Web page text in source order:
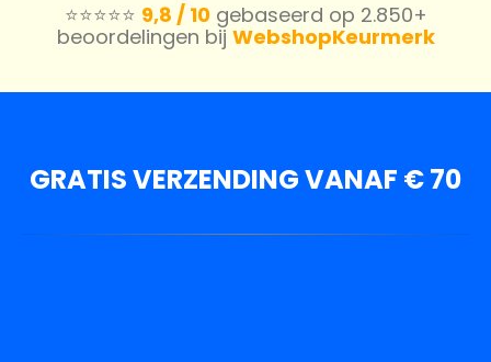
⭐️⭐️⭐️⭐️⭐️ 9,8 / 10gebaseerd op 2.850+
beoordelingen bij WebshopKeurmerk
GRATIS VERZENDING VANAF € 70